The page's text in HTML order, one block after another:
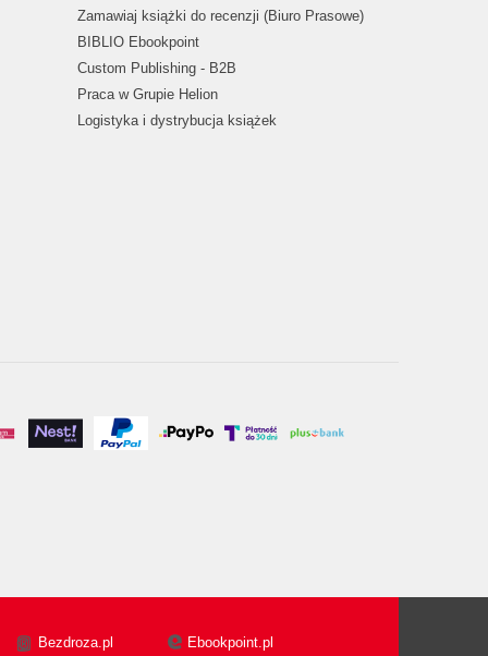
Zamawiaj książki do recenzji (Biuro Prasowe)
BIBLIO Ebookpoint
Custom Publishing - B2B
Praca w Grupie Helion
Logistyka i dystrybucja książek
Bezdroza.pl Ebookpoint.pl